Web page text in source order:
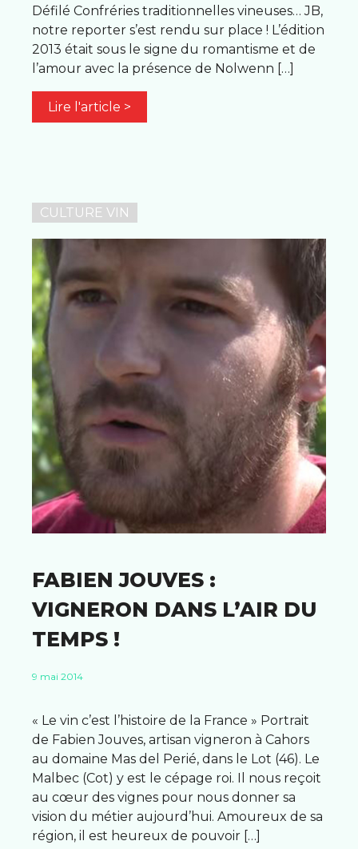
Défilé Confréries traditionnelles vineuses… JB,
notre reporter s’est rendu sur place ! L’édition
2013 était sous le signe du romantisme et de
l’amour avec la présence de Nolwenn […]
Lire l'article >
CULTURE VIN
FABIEN JOUVES :
VIGNERON DANS L’AIR DU
TEMPS !
9 mai 2014
« Le vin c’est l’histoire de la France » Portrait
de Fabien Jouves, artisan vigneron à Cahors
au domaine Mas del Perié, dans le Lot (46). Le
Malbec (Cot) y est le cépage roi. Il nous reçoit
au cœur des vignes pour nous donner sa
vision du métier aujourd’hui. Amoureux de sa
région, il est heureux de pouvoir […]